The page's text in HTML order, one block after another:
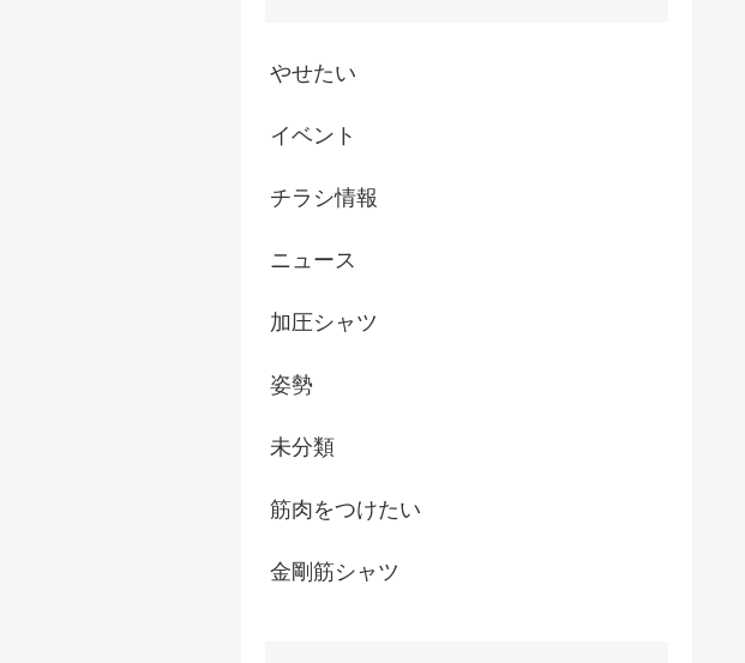
やせたい
イベント
チラシ情報
ニュース
加圧シャツ
姿勢
未分類
筋肉をつけたい
金剛筋シャツ